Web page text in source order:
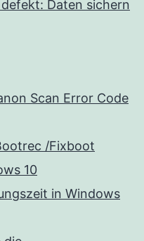
Daten sichern
Scan Error Code
/Fixboot
10
in Windows